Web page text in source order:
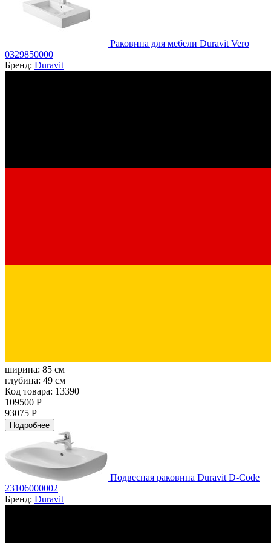
Раковина для мебели Duravit Vero
0329850000
Бренд: Duravit
ширина: 85 см
глубина: 49 см
Код товара: 13390
109500 Р
93075 Р
Подробнее
Подвесная раковина Duravit D-Code
23106000002
Бренд: Duravit